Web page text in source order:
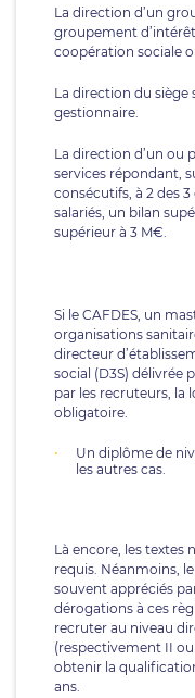
La direction d’un
groupement
coopération sociale
La direction du siège
gestionnaire.
La direction d’un ou
services répondant,
consécutifs, à 2 des
salariés, un bilan
supérieur à 3 M€.
Si le CAFDES, un
organisations
directeur
social (D3S) délivrée
par les recruteurs, la
obligatoire.
Un diplôme de
les autres cas.
Là encore, les textes
requis. Néanmoins,
souvent appréciés
dérogations à ces
recruter au niveau
(respectivement II ou
obtenir la
ans.